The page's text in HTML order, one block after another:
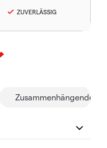
ZUVERLÄSSIG
Zusammenhängende